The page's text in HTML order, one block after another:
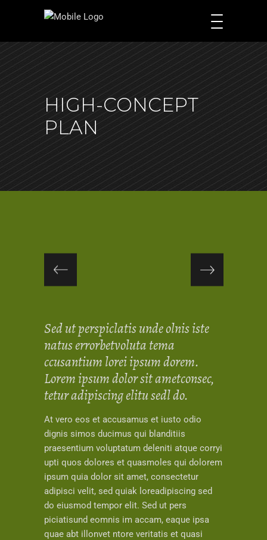
HIGH-CONCEPT
PLAN
Sed ut perspiclatis unde olnis iste
natus errorbetvoluta tema
ccusantium lorei ipsum dorem.
Lorem ipsum dolor sit ametconsec,
tetur adipiscing elitu sedl do.
At vero eos et accusamus et iusto odio
dignis simos ducimus qui blanditiis
praesentium voluptatum deleniti atque corryi
upti quos dolores et quasmoles qui dolorem
ipsum quia dolor sit amet, consectetur
adipisci velit, sed quiak loreadipiscing sed
do eiusmod tempor elit. Sed ut pers
piciatisund eomnis im accam, eaque ipsa
quae abt illonvet ntore veritatis et quasi